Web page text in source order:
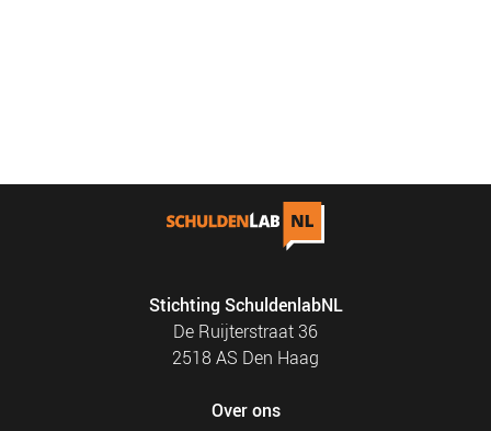
Stichting SchuldenlabNL
De Ruijterstraat 36
2518 AS Den Haag
Over ons